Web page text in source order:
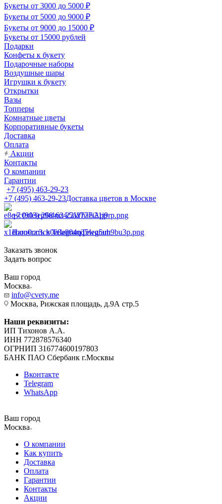
Букеты от 3000 до 5000 ₽
Букеты от 5000 до 9000 ₽
Букеты от 9000 до 15000 ₽
Букеты от 15000 рублей
Подарки
Конфеты к букету
Подарочные наборы
Воздушные шары
Игрушки к букету
Открытки
Вазы
Топперы
Комнатные цветы
Корпоративные букеты
Доставка
Оплата
Акции
Контакты
О компании
Гарантии
+7 (495) 463-29-23
+7 (495) 463-29-23Доставка цветов в Москве
+7 (903) 268-62-22WhatsApp
Написать в TelegramTelegram
Заказать звонок
Задать вопрос
Ваш город
Москва
info@cvety.me
Москва, Рижская площадь, д.9А стр.5
Наши реквизиты:
ИП Тихонов А.А.
ИНН 772878576340
ОГРНИП 316774600197803
БАНК ПАО Сбербанк г.Москвы
Вконтакте
Telegram
WhatsApp
Ваш город
Москва
О компании
Как купить
Доставка
Оплата
Гарантии
Контакты
Акции